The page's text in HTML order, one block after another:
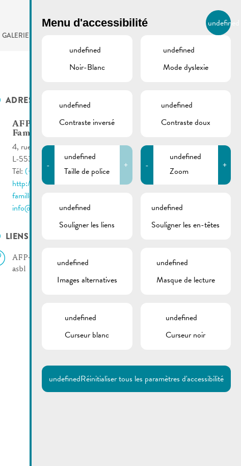
GALERIE FR
BIERGER.REMICH.LU
ADRESSES UTILES
AFP-Solidarité-
Famille asbl
4, rue Enz
L-5532 Remich
Tél: (+352) 46 000 41
http://www.afp-solidarite-
famille.lu/
info@afp-solidarite-famille.lu
LIENS
AFP-Solidarité-Famille
asbl
Menu d'accessibilité undefined
undefined
Noir-Blanc
undefined
Mode dyslexie
undefined
Contraste inversé
undefined
Contraste doux
-
undefined
Taille de police
+ -
undefined
Zoom
+
undefined
Souligner les liens
undefined
Souligner les en-têtes
undefined
Images alternatives
undefined
Masque de lecture
undefined
Curseur blanc
undefined
Curseur noir
undefinedRéinitialiser tous les paramètres d'accessibilité